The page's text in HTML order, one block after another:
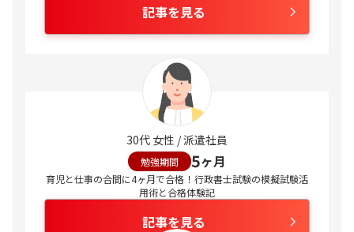
記事を見る
30代 女性 / 派遣社員
勉強期間 5ヶ月
育児と仕事の合間に4ヶ月で合格！行政書士試験の模擬試験活
用術と合格体験記
記事を見る